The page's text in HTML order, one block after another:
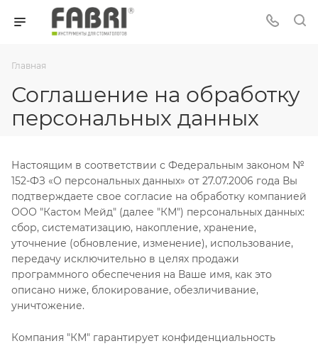
Главная
Соглашение на обработку
персональных данных
Настоящим в соответствии с Федеральным законом №
152-ФЗ «О персональных данных» от 27.07.2006 года Вы
подтверждаете свое согласие на обработку компанией
ООО "Кастом Мейд" (далее "КМ") персональных данных:
сбор, систематизацию, накопление, хранение,
уточнение (обновление, изменение), использование,
передачу исключительно в целях продажи
программного обеспечения на Ваше имя, как это
описано ниже, блокирование, обезличивание,
уничтожение.
Компания "КМ" гарантирует конфиденциальность